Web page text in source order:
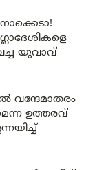
യുവാവ്
വന്ദേമാതരം
ഉത്തരവ്